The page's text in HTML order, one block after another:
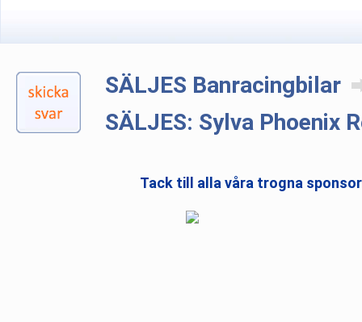
SÄLJES Banracingbilar
SÄLJES: Sylva Phoenix
Tack till alla våra trogna